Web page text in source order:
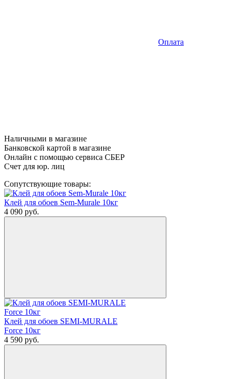
Оплата
Наличными в магазине
Банковской картой в магазине
Онлайн с помощью сервиса СБЕР
Счет для юр. лиц
Сопутствующие товары:
Клей для обоев Sem-Murale 10кг
4 090 руб.
Клей для обоев SEMI-MURALE
Force 10кг
4 590 руб.